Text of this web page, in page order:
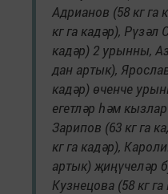
Адрианов (58 кг га
кг га кадәр), Рүзәл
кадәр) 2 урынны,
дан артык),
кадәр) өченче
егетләр һәм
Зарипов (63 кг га
кг га кадәр),
артык) җиңүчеләр
Кузнецова (58 кг